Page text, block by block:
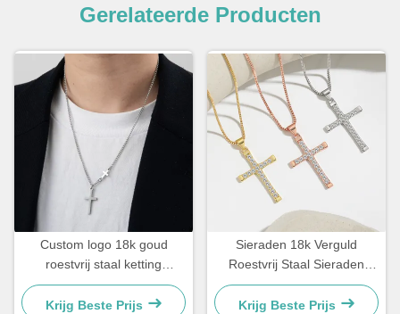
Gerelateerde Producten
Custom logo 18k goud
roestvrij staal ketting
mannen sieraden kruis
hanger kettingen
Krijg Beste Prijs
Sieraden 18k Verguld
Roestvrij Staal Sieraden
Vrouw Choker Kruis Ketting
20 Inch
Krijg Beste Prijs